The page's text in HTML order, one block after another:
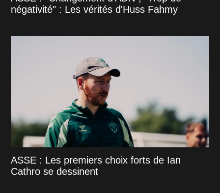
négativité" : Les vérités d'Huss Fahmy
ASSE : Les premiers choix forts de Ian
Cathro se dessinent